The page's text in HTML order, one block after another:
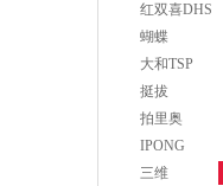
红双喜DHS
蝴蝶
BUTTERFLY
大和TSP
挺拔
TIBHAR
拍里奥
IPONG
三维